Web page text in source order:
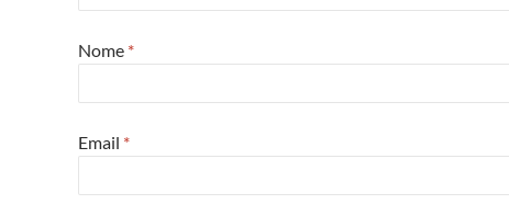
Nome *
Email *